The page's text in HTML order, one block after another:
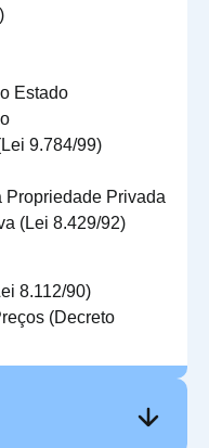
Estado
9.784/99)
Propriedade Privada
(Lei 8.429/92)
8.112/90)
(Decreto